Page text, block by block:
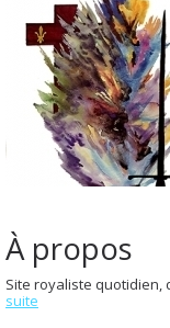
À propos
Site royaliste quotidien,
suite